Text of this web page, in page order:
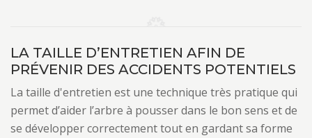
LA TAILLE D’ENTRETIEN AFIN DE
PRÉVENIR DES ACCIDENTS POTENTIELS
La taille d'entretien est une technique très pratique qui
permet d’aider l’arbre à pousser dans le bon sens et de
se développer correctement tout en gardant sa forme